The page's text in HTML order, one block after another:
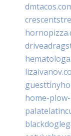
home-